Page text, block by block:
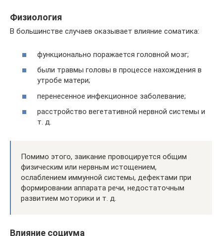
Физиология
В большинстве случаев оказывает влияние соматика:
функционально поражается головной мозг;
были травмы головы в процессе нахождения в
утробе матери;
перенесенное инфекционное заболевание;
расстройство вегетативной нервной системы и
т. д.
Помимо этого, заикание провоцируется общим
физическим или нервным истощением,
ослаблением иммунной системы, дефектами при
формировании аппарата речи, недостаточным
развитием моторики и т. д.
Влияние социума